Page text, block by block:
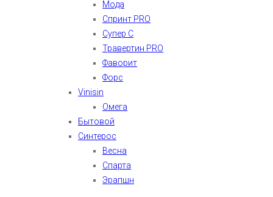
Мода
Спринт PRO
Супер С
Травертин PRO
Фаворит
Форс
Vinisin
Омега
Бытовой
Синтерос
Весна
Спарта
Эрапшн